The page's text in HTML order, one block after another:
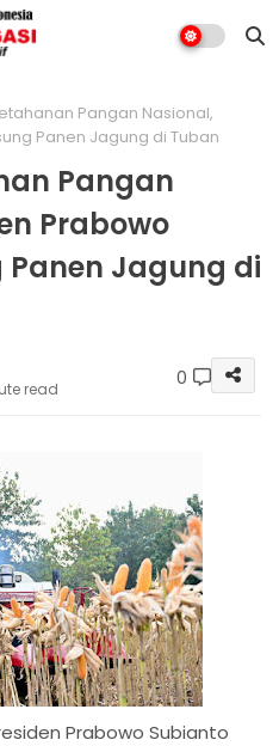
Pangan Nasional,
Panen Jagung di Tuban
Pangan
Prabowo
Jagung di
read 0
Prabowo Subianto